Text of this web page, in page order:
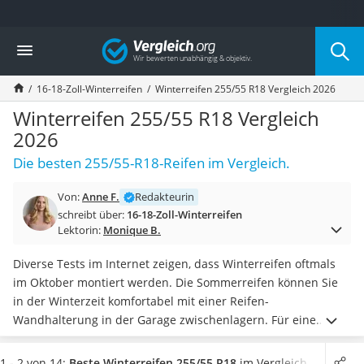
Die beliebtesten Vergleiche nach Kategorie
Auto & Motor
Fahrradträger-Anhängerkupplung (4 Fahrräder)
Fahrradträger
Fahrradträger (Anhängerkupplung)
Fahrradträger 3 Fahrräder
Benzinkanister (20 l)
Dashcam
Benzinkanister
Marderschreck
AGM-Batterie Wohnmobil
Thule-Fahrradträger
FM-Transmitter
Sommerreifen 205/55 R16
Autobatterie-Ladegerät
Vergleich
16-18-Zoll-Winterreifen Winterreifen 255/55 R18 Vergleich 2026
Winterreifen 255/55 R18 Vergleich
2026
Die besten 255/55-R18-Reifen im Vergleich.
Von:Anne F.
Redakteurin
schreibt über: 16-18-Zoll-Winterreifen
Lektorin: Monique B.
Diverse Tests im Internet zeigen, dass Winterreifen oftmals
im Oktober montiert werden. Die Sommerreifen können Sie
in der Winterzeit komfortabel mit einer Reifen-
Wandhalterung in der Garage zwischenlagern. Für eine
sichere Fahrt sollten Sie denReifendruck Ihrer 255/55-R18-
Winterreifen regelmäßig messenund mithilfe von einem